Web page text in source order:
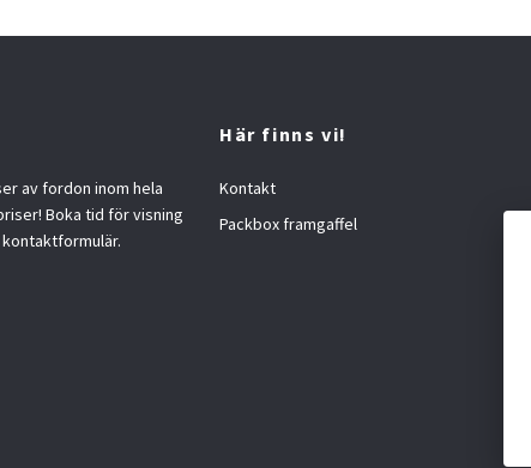
av fordon inom hela
Boka tid för visning
Här finns vi!
Kontakt
Packbox framgaffel